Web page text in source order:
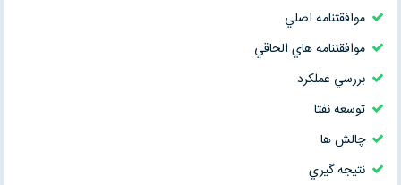
موافقتنامه اصلي
موافقتنامه هاي الحاقي
بررسي عملکرد
توسعه نفتا
چالش ها
نتيجه گيري